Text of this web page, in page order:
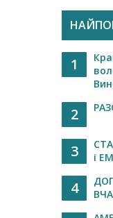
1
2
3
і
4